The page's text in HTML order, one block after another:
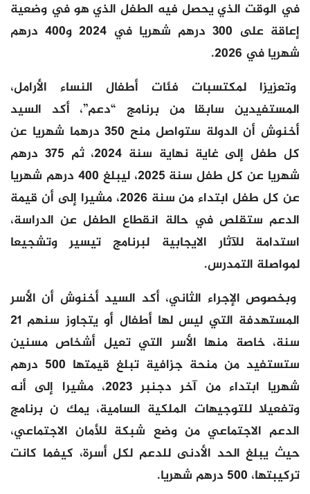
في الوقت الذي يحصل فيه الطفل الذي هو في وضعية
إعاقة على 300 درهم شهريا في 2024 و400 درهم
شهريا في 2026.
وتعزيزا لمكتسبات فئات أطفال النساء الأرامل،
المستفيدين سابقا من برنامج “دعم”، أكد السيد
أخنوش أن الدولة ستواصل منح 350 درهما شهريا عن
كل طفل إلى غاية نهاية سنة 2024، ثم 375 درهم
شهريا عن كل طفل سنة 2025، ليبلغ 400 درهم شهريا
عن كل طفل ابتداء من سنة 2026، مشيرا إلى أن قيمة
الدعم ستقلص في حالة انقطاع الطفل عن الدراسة،
استدامة للآثار الايجابية لبرنامج تيسير وتشجيعا
لمواصلة التمدرس.
وبخصوص الإجراء الثاني، أكد السيد أخنوش أن الأسر
المستهدفة التي ليس لها أطفال أو يتجاوز سنهم 21
سنة، خاصة منها الأسر التي تعيل أشخاص مسنين
ستستفيد من منحة جزافية تبلغ قيمتها 500 درهم
شهريا ابتداء من آخر دجنبر 2023، مشيرا إلى أنه
وتفعيلا للتوجيهات الملكية السامية، يمك ن برنامج
الدعم الاجتماعي من وضع شبكة للأمان الاجتماعي،
حيث يبلغ الحد الأدنى للدعم لكل أسرة، كيفما كانت
تركيبتها، 500 درهم شهريا.